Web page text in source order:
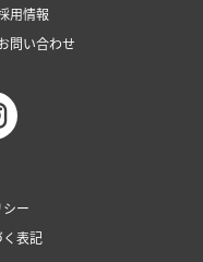
用情報
問い合わせ
ー
表記